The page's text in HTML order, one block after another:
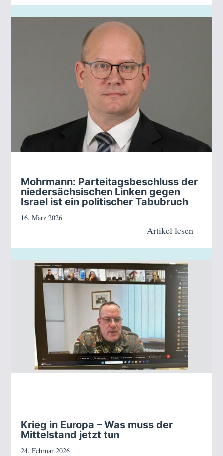
Mohrmann: Parteitagsbeschluss der
niedersächsischen Linken gegen
Israel ist ein politischer Tabubruch
16. März 2026
Artikel lesen
Krieg in Europa – Was muss der
Mittelstand jetzt tun
24. Februar 2026